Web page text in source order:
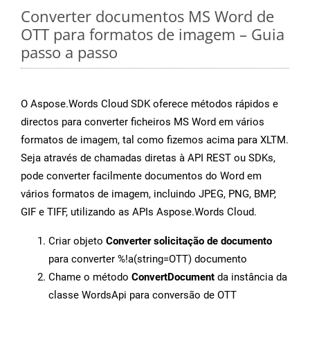
Converter documentos MS Word de
OTT para formatos de imagem – Guia
passo a passo
O Aspose.Words Cloud SDK oferece métodos rápidos e
directos para converter ficheiros MS Word em vários
formatos de imagem, tal como fizemos acima para XLTM.
Seja através de chamadas diretas à API REST ou SDKs,
pode converter facilmente documentos do Word em
vários formatos de imagem, incluindo JPEG, PNG, BMP,
GIF e TIFF, utilizando as APIs Aspose.Words Cloud.
Criar objeto Converter solicitação de documento
para converter %!a(string=OTT) documento
Chame o método ConvertDocument da instância da
classe WordsApi para conversão de OTT